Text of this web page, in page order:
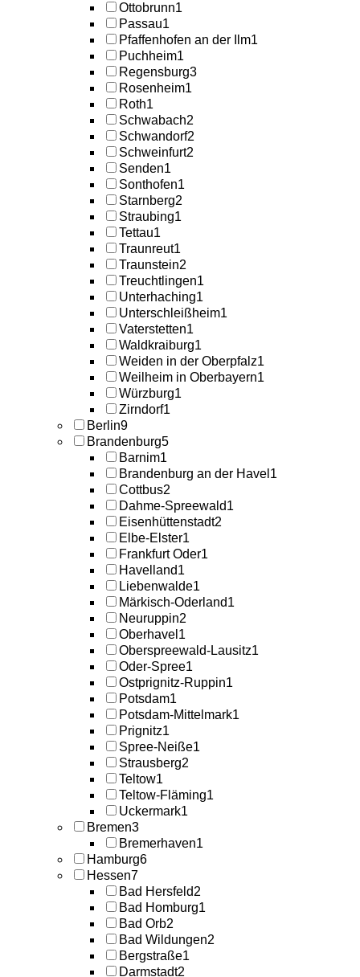
Ottobrunn1
Passau1
Pfaffenhofen an der Ilm1
Puchheim1
Regensburg3
Rosenheim1
Roth1
Schwabach2
Schwandorf2
Schweinfurt2
Senden1
Sonthofen1
Starnberg2
Straubing1
Tettau1
Traunreut1
Traunstein2
Treuchtlingen1
Unterhaching1
Unterschleißheim1
Vaterstetten1
Waldkraiburg1
Weiden in der Oberpfalz1
Weilheim in Oberbayern1
Würzburg1
Zirndorf1
Berlin9
Brandenburg5
Barnim1
Brandenburg an der Havel 1
Cottbus2
Dahme-Spreewald1
Eisenhüttenstadt2
Elbe-Elster1
Frankfurt Oder1
Havelland1
Liebenwalde1
Märkisch-Oderland1
Neuruppin2
Oberhavel 1
Oberspreewald-Lausitz1
Oder-Spree1
Ostprignitz-Ruppin1
Potsdam1
Potsdam-Mittelmark1
Prignitz1
Spree-Neiße1
Strausberg2
Teltow1
Teltow-Fläming1
Uckermark1
Bremen3
Bremerhaven1
Hamburg6
Hessen7
Bad Hersfeld2
Bad Homburg1
Bad Orb2
Bad Wildungen2
Bergstraße1
Darmstadt2